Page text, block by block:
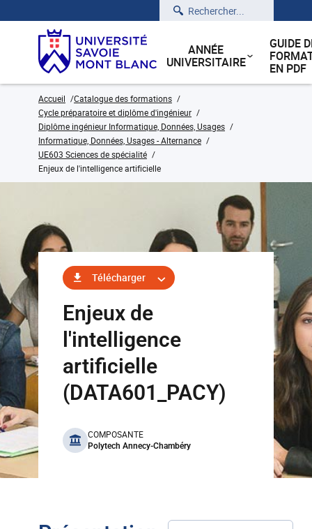
Rechercher
ANNÉE
UNIVERSITAIRE
GUIDE
EN PDF
Accueil
Catalogue des formations
Cycle préparatoire et diplôme d'ingénieur
Diplôme ingénieur Informatique, Données, Usages
Informatique, Données, Usages - Alternance
UE603 Sciences de spécialité
Enjeux de l'intelligence artificielle
Télécharger
Enjeux de
l'intelligence
artificielle
(DATA601_PACY)
benefits
COMPOSANTE
Polytech Annecy-Chambéry